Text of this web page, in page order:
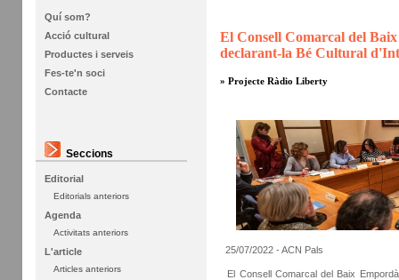
Quí som?
Acció cultural
Productes i serveis
Fes-te'n soci
Contacte
Seccions
Editorial
Editorials anteriors
Agenda
Activitats anteriors
L'article
Articles anteriors
El Consell Comarcal del
declarant-la Bé Cultural
» Projecte Ràdio Liberty
25/07/2022 - ACN Pals
El Consell Comarcal del Baix